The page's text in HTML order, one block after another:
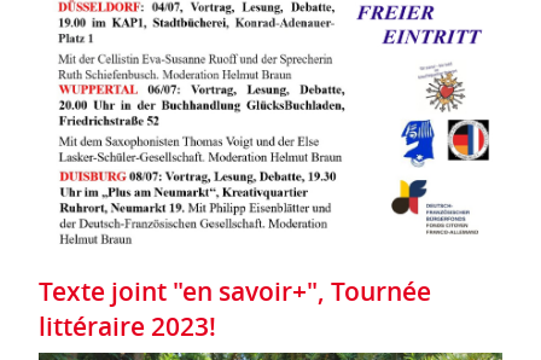
Texte joint "en savoir+", Tournée
littéraire 2023!